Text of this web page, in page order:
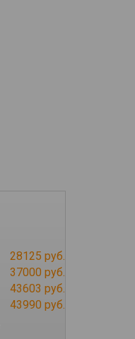
28125 руб.
37000 руб.
43603 руб.
43990 руб.